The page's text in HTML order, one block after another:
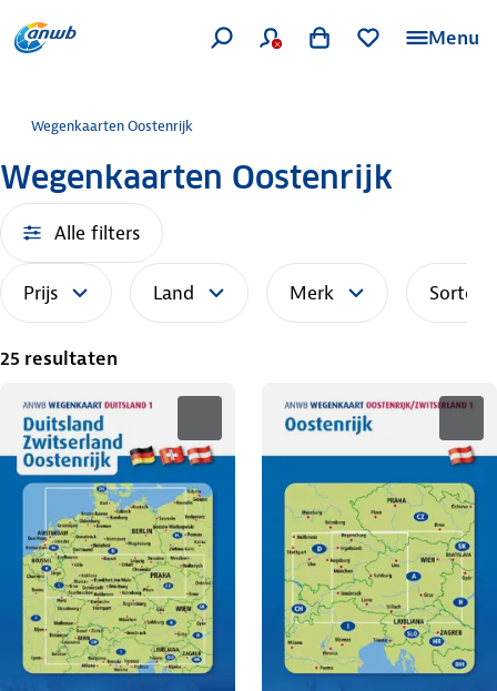
Menu
Wegenkaarten Oostenrijk
Wegenkaarten Oostenrijk
Alle filters
Prijs Land Merk
25 resultaten